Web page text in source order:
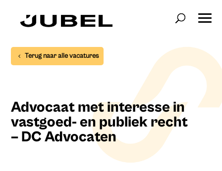
Terug naar alle vacatures
Advocaat met interesse in
vastgoed- en publiek recht
– DC Advocaten